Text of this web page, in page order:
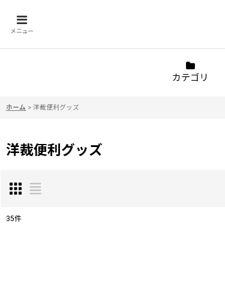
メニュー
カテゴリ
ホーム > 洋裁便利グッズ
洋裁便利グッズ
35件